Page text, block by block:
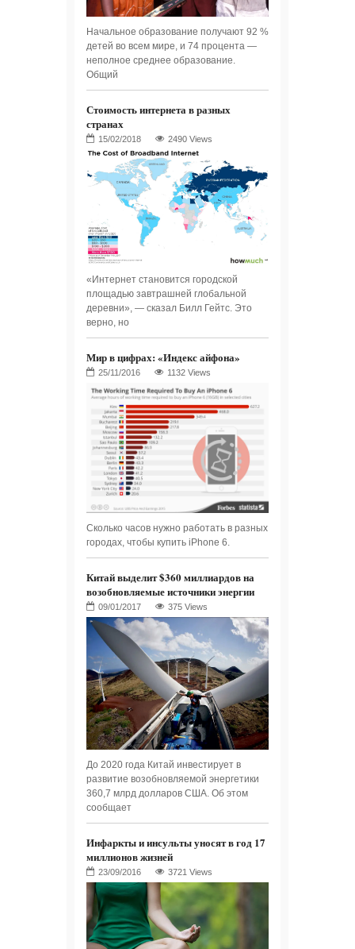
Начальное образование получают 92 %
детей во всем мире, и 74 процента —
неполное среднее образование.
Общий
Стоимость интернета в разных
странах
2490 Views
«Интернет становится городской
площадью завтрашней глобальной
деревни», — сказал Билл Гейтс. Это
верно, но
Мир в цифрах: «Индекс айфона»
1132 Views
Сколько часов нужно работать в разных
городах, чтобы купить iPhone 6.
Китай выделит $360 миллиардов на
возобновляемые источники энергии
375 Views
До 2020 года Китай инвестирует в
развитие возобновляемой энергетики
360,7 млрд долларов США. Об этом
сообщает
Инфаркты и инсульты уносят в год 17
миллионов жизней
3721 Views